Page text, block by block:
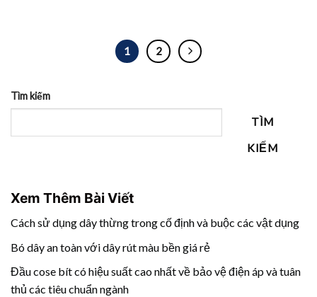
1 2
Tìm kiếm
TÌM
KIẾM
Xem Thêm Bài Viết
Cách sử dụng dây thừng trong cố định và buộc các vật dụng
Bó dây an toàn với dây rút màu bền giá rẻ
Đầu cose bít có hiệu suất cao nhất về bảo vệ điện áp và tuân
thủ các tiêu chuẩn ngành